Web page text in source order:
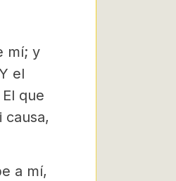
mí; y
Y el
El que
causa,
a mí,